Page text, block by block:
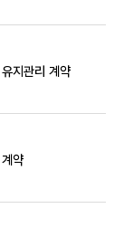
지관리 계약
약